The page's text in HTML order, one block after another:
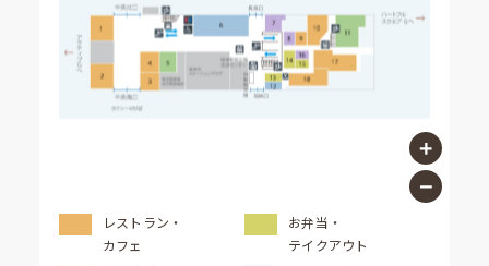
レストラン・
カフェ
お弁当・
テイクアウト